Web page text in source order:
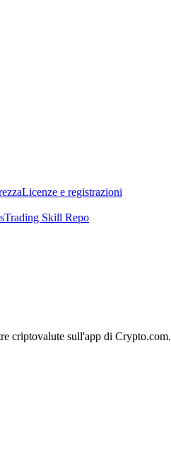
Licenze e registrazioni
Trading Skill Repo
criptovalute sull'app di Crypto.com.